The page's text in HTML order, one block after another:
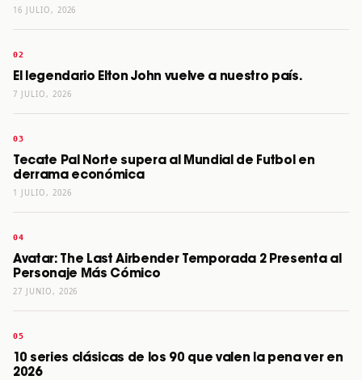
16 JULIO, 2026
El legendario Elton John vuelve a nuestro país.
7 JULIO, 2026
Tecate Pal Norte supera al Mundial de Futbol en
derrama económica
1 JULIO, 2026
Avatar: The Last Airbender Temporada 2 Presenta al
Personaje Más Cómico
27 JUNIO, 2026
10 series clásicas de los 90 que valen la pena ver en
2026